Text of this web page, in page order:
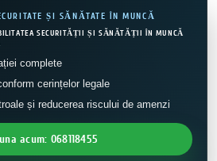
ȘI SĂNĂTATE ÎN MUNCĂ
SECURITĂȚII ȘI SĂNĂTĂȚII ÎN MUNCĂ
complete
cerințelor legale
și reducerea riscului de amenzi
acum: 068118455